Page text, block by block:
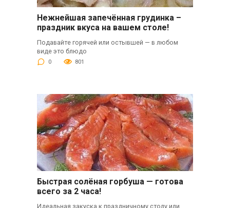
Нежнейшая запечённая грудинка –
праздник вкуса на вашем столе!
Подавайте горячей или остывшей — в любом
виде это блюдо
0 801
Быстрая солёная горбуша — готова
всего за 2 часа!
Идеальная закуска к праздничному столу или